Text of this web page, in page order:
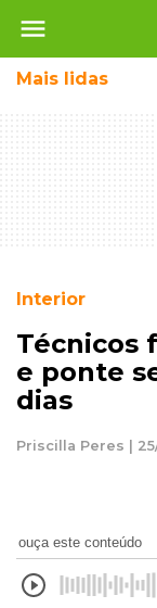
menu
Mais lidas
Interior
Técnicos
e ponte
dias
Priscilla Peres |
ouça este conteúdo